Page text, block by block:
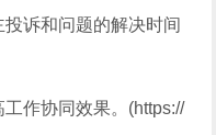
诉和问题的解决时间
作协同效果。(https://